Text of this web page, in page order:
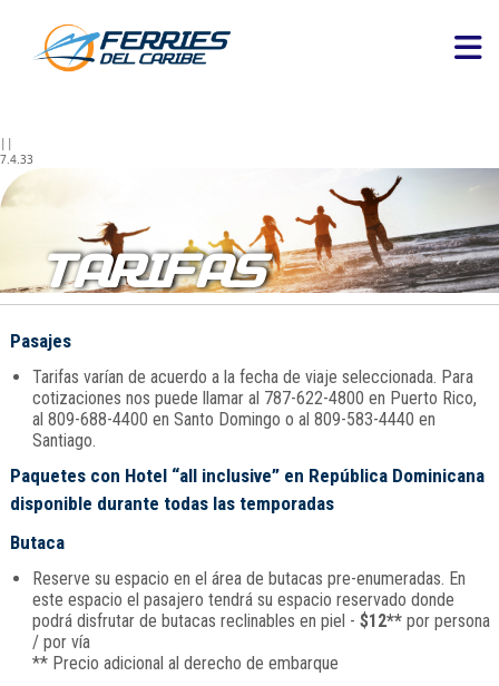
||
7.4.33
TARIFAS
Pasajes
Tarifas varían de acuerdo a la fecha de viaje seleccionada. Para
cotizaciones nos puede llamar al 787-622-4800 en Puerto Rico,
al 809-688-4400 en Santo Domingo o al 809-583-4440 en
Santiago.
Paquetes con Hotel “all inclusive” en República Dominicana
disponible durante todas las temporadas
Butaca
Reserve su espacio en el área de butacas pre-enumeradas. En
este espacio el pasajero tendrá su espacio reservado donde
podrá disfrutar de butacas reclinables en piel - $12**por persona
/ por vía
** Precio adicional al derecho de embarque